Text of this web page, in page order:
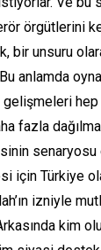
örgütlerini
bir unsuru
anlamda
gelişmeleri
fazla
için Türkiye
izniyle
kim